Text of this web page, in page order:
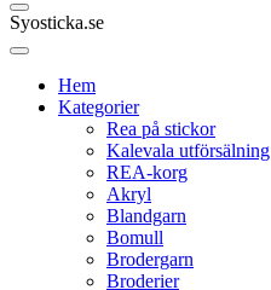
Syosticka.se
Hem
Kategorier
Rea på stickor
Kalevala utförsälning
REA-korg
Akryl
Blandgarn
Bomull
Brodergarn
Broderier